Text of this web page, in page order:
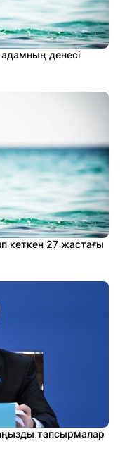
денесі
кеткен 27 жастағы
тапсырмалар